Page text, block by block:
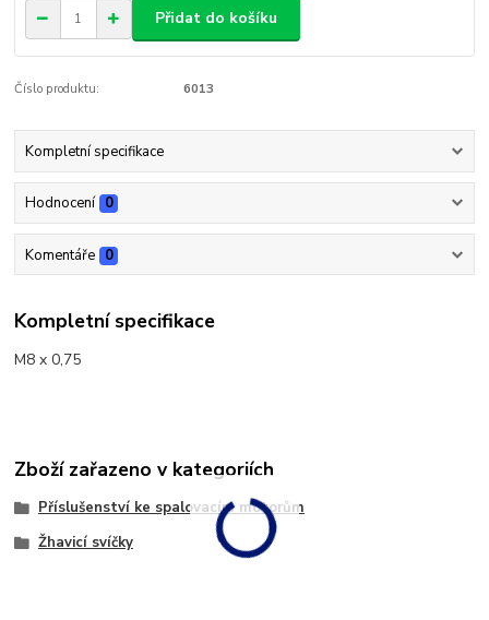
Přidat do košíku
Číslo produktu: 6013
Kompletní specifikace
Hodnocení 0
Komentáře 0
Kompletní specifikace
M8 x 0,75
Zboží zařazeno v kategoriích
Příslušenství ke spalovacím motorům
Žhavicí svíčky